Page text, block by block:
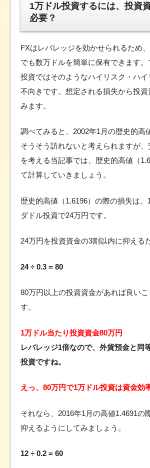
1万ドル投資するには、投資
必要？
FXはレバレッジを効かせられるため
でも数万ドルを簡単に保有できます
投資ではそのようなハイリスク・ハ
不向きです。想定される損失から投資
みます。
調べてみると、2002年1月の歴史的高
そうそう訪れないと考えられますが
を考える当記事では、歴史的高値（
て計算していきましょう。
歴史的高値（1.6196）の際の損失は、
ダドル投資で24万円です。
24万円を投資資金の3割以内に抑える
24 ÷ 0.3 = 80
80万円以上の投資資金があれば良いこ
す。
1万ドル当たり投資資金80万円
レバレッジ1倍なので、外貨預金と同
投資ですね。
えっ、80万円で1万ドル投資は資金効
それなら、2016年1月の高値1.4691の
抑えるようにしてみましょう。
12 ÷ 0.2 = 60